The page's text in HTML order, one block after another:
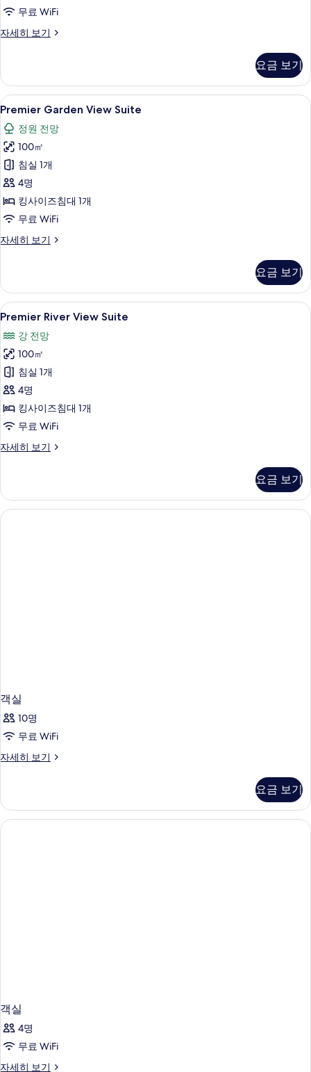
두
보
무료 WiFi
자세히 보기
Riverside
세
히
보
요금 보기
Premier
Garden
View
Suite
사
진
모
두
보
고급 침구, 무료 미니바 품목, 객실 내
5
Premier Garden View Suite
정원 전망
100㎡
침실 1개
4명
킹사이즈침대 1개
무료 WiFi
자세히 보기
Premier
자
세
히
기
요금 보기
Premier
River
View
Suite
사
진
모
두
보
고급 침구, 무료 미니바 품목, 객실 내
5
Premier River View Suite
강 전망
100㎡
침실 1개
4명
킹사이즈침대 1개
무료 WiFi
자세히 보기
Premier
자
세
히
요금 보기
객실
10명
무료 WiFi
자세히 보기
객
히
보
기
요금 보기
객실
4명
무료 WiFi
자세히 보기
객